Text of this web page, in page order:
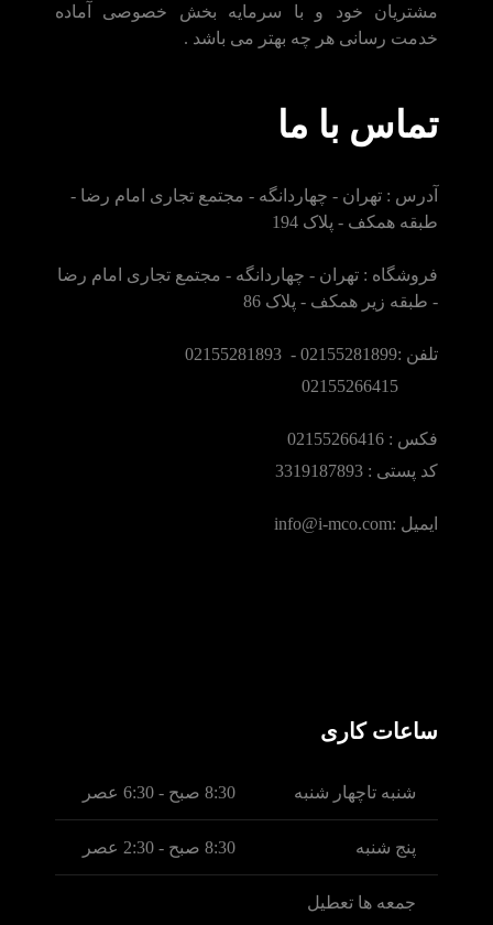
مشتریان خود و با سرمایه بخش خصوصی آماده
خدمت رسانی هر چه بهتر می باشد .
تماس با ما
آدرس : تهران - چهاردانگه - مجتمع تجاری امام رضا -
طبقه همکف - پلاک 194
فروشگاه : تهران - چهاردانگه - مجتمع تجاری امام رضا
- طبقه زیر همکف - پلاک 86
تلفن :02155281899 - 02155281893
فکس :‌ 02155266416
کد پستی : 3319187893
ایمیل :‌info@i-mco.com
ساعات کاری
شنبه تاچهار شنبه 8:30 صبح - 6:30 عصر
پنج شنبه 8:30 صبح - 2:30 عصر
جمعه ها تعطیل